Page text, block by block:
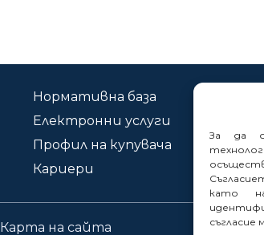
За да
като
съгласие
Нормативна база
Електронни услуги
Профил на купувача
Кариери
Карта на сайта